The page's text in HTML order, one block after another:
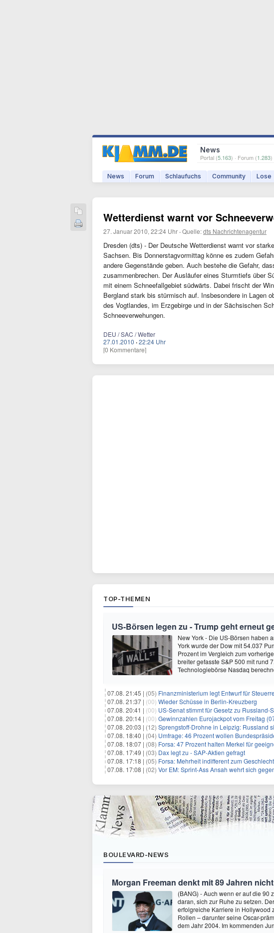
News
Portal (5.163) · Forum (1.283)
News Forum Schlaufuchs Community Lose
Wetterdienst warnt vor
27. Januar 2010, 22:24 Uhr ·Quelle:dts Nachrichtenagentur
Dresden (dts) - Der Deutsche Wetterdienst warnt vor
Sachsen. Bis Donnerstagvormittag könne es zudem
andere Gegenstände geben. Auch bestehe die Gefahr,
zusammenbrechen. Der Ausläufer eines Sturmtiefs über
mit einem Schneefallgebiet südwärts. Dabei frischt der
Bergland stark bis stürmisch auf. Insbesondere in Lagen
des Vogtlandes, im Erzgebirge und in der Sächsischen
Schneeverwehungen.
DEU / SAC / Wetter
27.01.2010 ·22:24 Uhr
[0 Kommentare]
TOP-THEMEN
US-Börsen legen zu - Trump geht erneut
New York - Die US-Börsen haben
York wurde der Dow mit 54.037
Prozent im Vergleich zum
breiter gefasste S&P 500 mit rund
Technologiebörse Nasdaq
07.08. 21:45 | (05) Finanzministerium legt Entwurf für
07.08. 21:37 | (00) Wieder Schüsse in Berlin-Kreuzberg
07.08. 20:41 | (00) US-Senat stimmt für Gesetz zu Russland-
07.08. 20:14 | (00) Gewinnzahlen Eurojackpot vom Freitag
07.08. 20:03 | (12) Sprengstoff-Drohne in Leipzig: Russland
07.08. 18:40 | (04) Umfrage: 46 Prozent wollen
07.08. 18:07 | (08) Forsa: 47 Prozent halten Merkel für
07.08. 17:49 | (03) Dax legt zu - SAP-Aktien gefragt
07.08. 17:18 | (05) Forsa: Mehrheit indifferent zum
07.08. 17:08 | (02) Vor EM: Sprint-Ass Ansah wehrt sich
BOULEVARD-NEWS
Morgan Freeman denkt mit 89 Jahren
(BANG) - Auch wenn er auf die 90
daran, sich zur Ruhe zu setzen.
erfolgreiche Karriere in Hollywood
Rollen – darunter seine Oscar-
dem Jahr 2004. Im kommenden